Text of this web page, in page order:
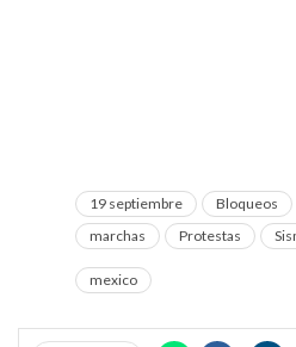
19 septiembre Bloqueos
marchas
Protestas
mexico